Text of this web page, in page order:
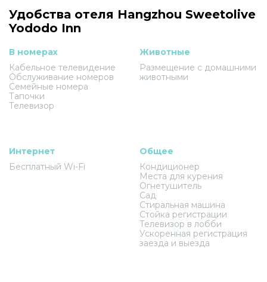
Удобства отеля Hangzhou Sweetolive
Yododo Inn
В номерах
Кабельное телевидение
Обслуживание номеров
Семейные номера
Тапочки
Телевизор
Животные
Размещение с домашними
животными
Интернет
Бесплатный Wi-Fi
Общее
Кондиционер
Места для курения
Огнетушитель
Сад
Стиральная машина
Стойка регистрации
Телевизор в лобби
Ускоренная регистрация
заезда и выезда